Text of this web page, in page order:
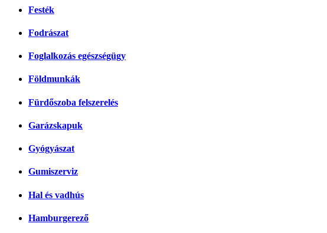
Festék
Fodrászat
Foglalkozás egészségügy
Földmunkák
Fürdőszoba felszerelés
Garázskapuk
Gyógyászat
Gumiszerviz
Hal és vadhús
Hamburgerező